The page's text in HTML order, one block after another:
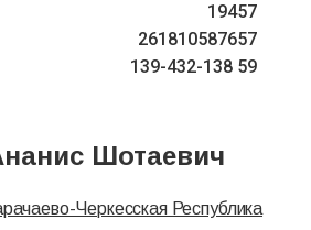
19457
261810587657
139-432-138 59
Шотаевич
Черкесская Республика